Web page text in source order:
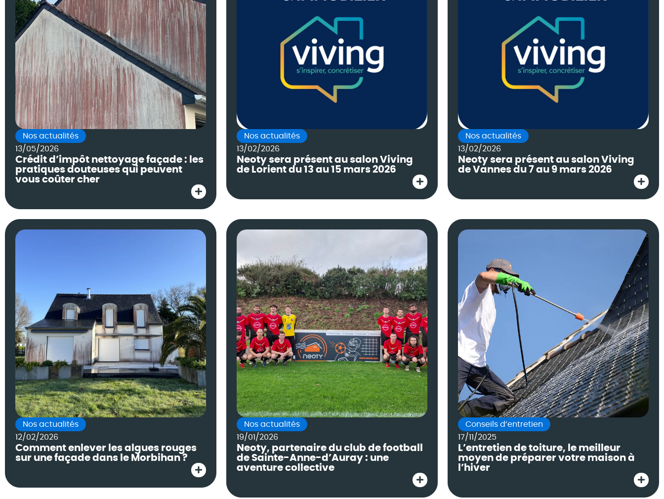
Nos actualités
13/05/2026
Crédit d’impôt nettoyage façade : les
pratiques douteuses qui peuvent
vous coûter cher
Nos actualités
13/02/2026
Neoty sera présent au salon Viving
de Lorient du 13 au 15 mars 2026
Nos actualités
13/02/2026
Neoty sera présent au salon Viving
de Vannes du 7 au 9 mars 2026
Nos actualités
12/02/2026
Comment enlever les algues rouges
sur une façade dans le Morbihan ?
Nos actualités
19/01/2026
Neoty, partenaire du club de football
de Sainte-Anne-d’Auray : une
aventure collective
Conseils d’entretien
17/11/2025
L’entretien de toiture, le meilleur
moyen de préparer votre maison à
l’hiver